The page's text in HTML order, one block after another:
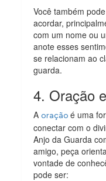
Você também
acordar,
com um nome ou
anote esses
se relacionam ao
guarda.
4. Oração
Aoraçãoé uma
conectar com o
Anjo da Guarda
amigo, peça
vontade de
pode ser: